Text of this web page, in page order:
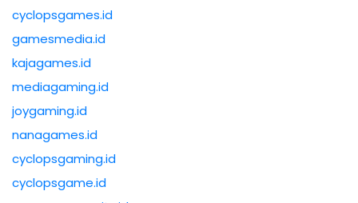
cyclopsgames.id
gamesmedia.id
kajagames.id
mediagaming.id
joygaming.id
nanagames.id
cyclopsgaming.id
cyclopsgame.id